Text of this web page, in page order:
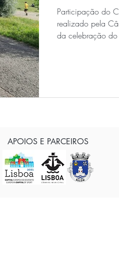
Participação do
realizado pela
da celebração
APOIOS E PARCEIROS